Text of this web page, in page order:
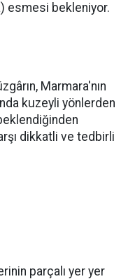
esmesi bekleniyor.
Marmara'nın
kuzeyli yönlerden
dikkatli ve tedbirli
parçalı yer yer